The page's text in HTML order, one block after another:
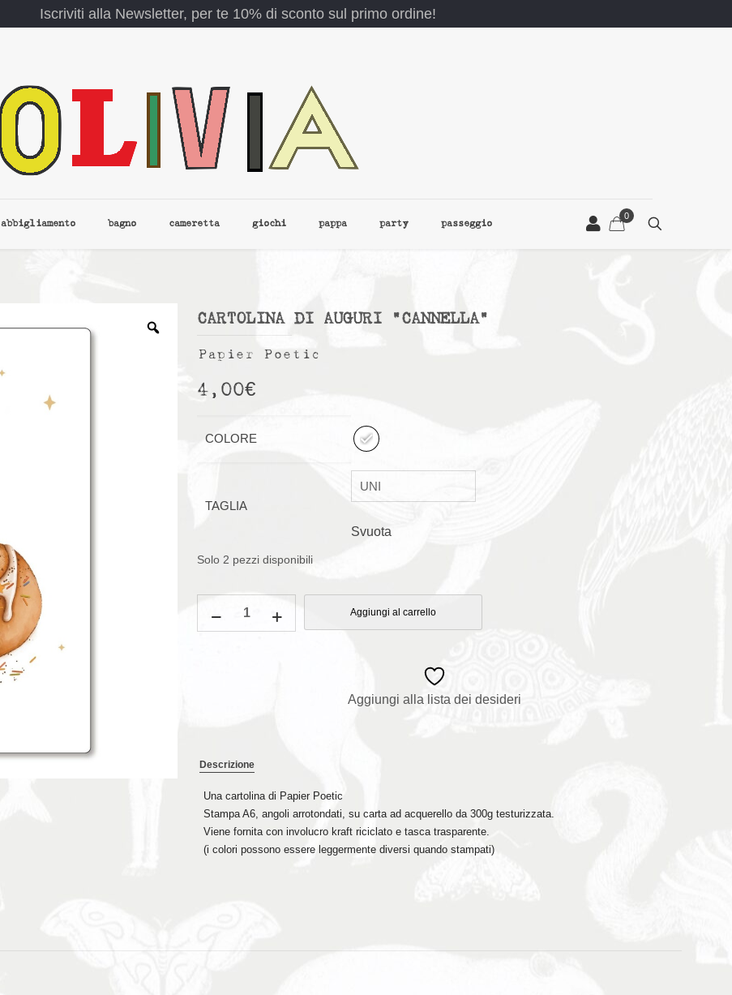
Iscriviti alla Newsletter, per te 10% di sconto sul primo ordine!
abbigliamento bagno cameretta giochi pappa party passeggio
0
CARTOLINA DI AUGURI “CANNELLA”
Papier Poetic
4,00€
COLORE
TAGLIA
Svuota
Solo 2 pezzi disponibili
Aggiungi al carrello
Aggiungi alla lista dei desideri
Descrizione
Una cartolina di Papier Poetic
Stampa A6, angoli arrotondati, su carta ad acquerello da 300g testurizzata.
Viene fornita con involucro kraft riciclato e tasca trasparente.
(i colori possono essere leggermente diversi quando stampati)